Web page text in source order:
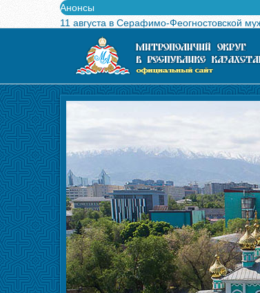
Анонсы
11 августа в Серафимо-Феогностовской
Выпущен в свет буклет о проведении
Вышел в свет новый номер журнала «Свет
Вышла в свет монография «Управляющие
Алма-Атинская духовная семинария